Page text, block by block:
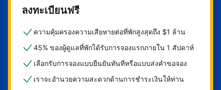
ลงทะเบียนฟรี
ความคุ้มครองความเสียหายต่อที่พักสูงสุดถึง $1 ล้าน
45% ของผู้ดูแลที่พักได้รับการจองแรกภายใน 1 สัปดาห์
เลือกรับการจองแบบยืนยันทันทีหรือแบบส่งคำขอจอง
เราจะอำนวยความสะดวกด้านการชำระเงินให้ท่าน